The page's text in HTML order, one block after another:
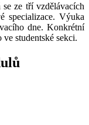
ze tří vzdělávacích
specializace. Výuka
dne. Konkrétní
studentské sekci.